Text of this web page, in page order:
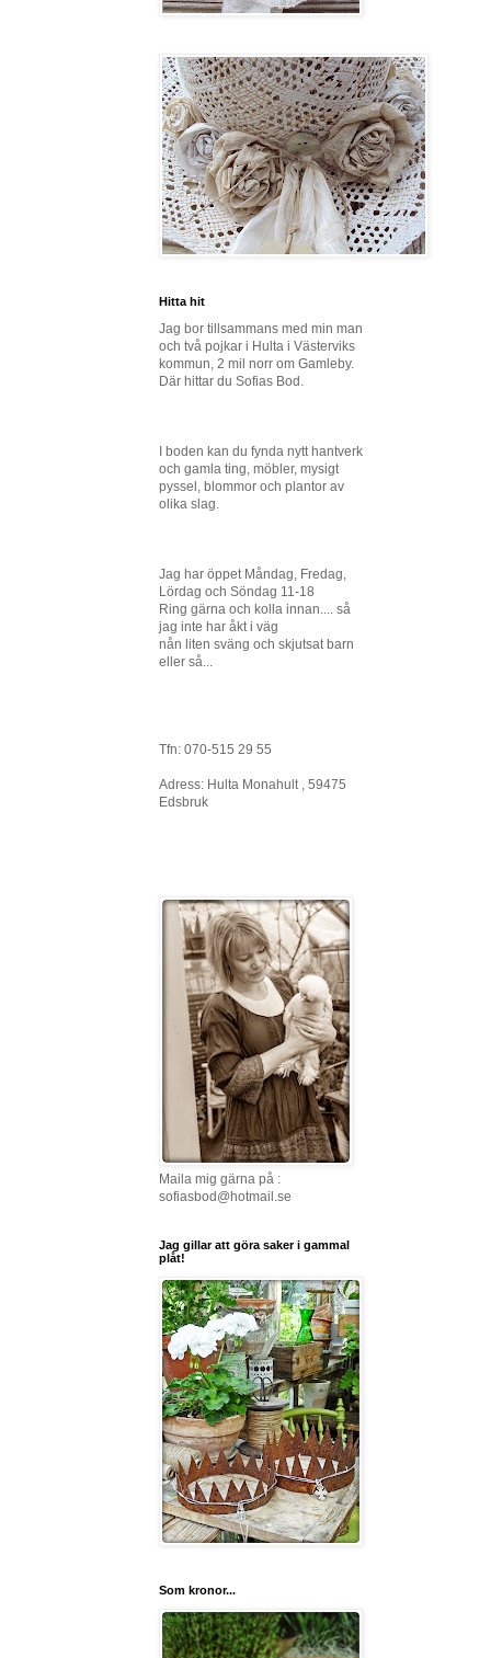
Hitta hit
Jag bor tillsammans med min man
och två pojkar i Hulta i Västerviks
kommun, 2 mil norr om Gamleby.
Där hittar du Sofias Bod.
I boden kan du fynda nytt hantverk
och gamla ting, möbler, mysigt
pyssel, blommor och plantor av
olika slag.
Jag har öppet Måndag, Fredag,
Lördag och Söndag 11-18
Ring gärna och kolla innan.... så
jag inte har åkt i väg
nån liten sväng och skjutsat barn
eller så...
Tfn: 070-515 29 55
Adress: Hulta Monahult , 59475
Edsbruk
Maila mig gärna på :
sofiasbod@hotmail.se
Jag gillar att göra saker i gammal
plåt!
Som kronor...